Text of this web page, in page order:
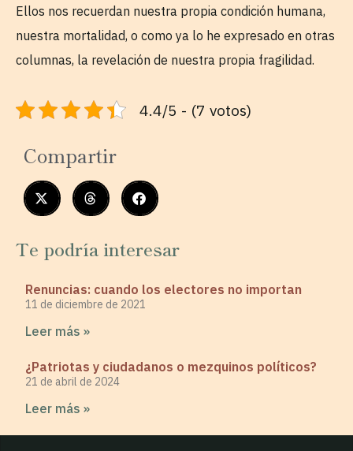
Ellos nos recuerdan nuestra propia condición humana,
nuestra mortalidad, o como ya lo he expresado en otras
columnas, la revelación de nuestra propia fragilidad.
4.4/5 - (7 votos)
Compartir
Te podría interesar
Renuncias: cuando los electores no importan
11 de diciembre de 2021
Leer más »
¿Patriotas y ciudadanos o mezquinos políticos?
21 de abril de 2024
Leer más »